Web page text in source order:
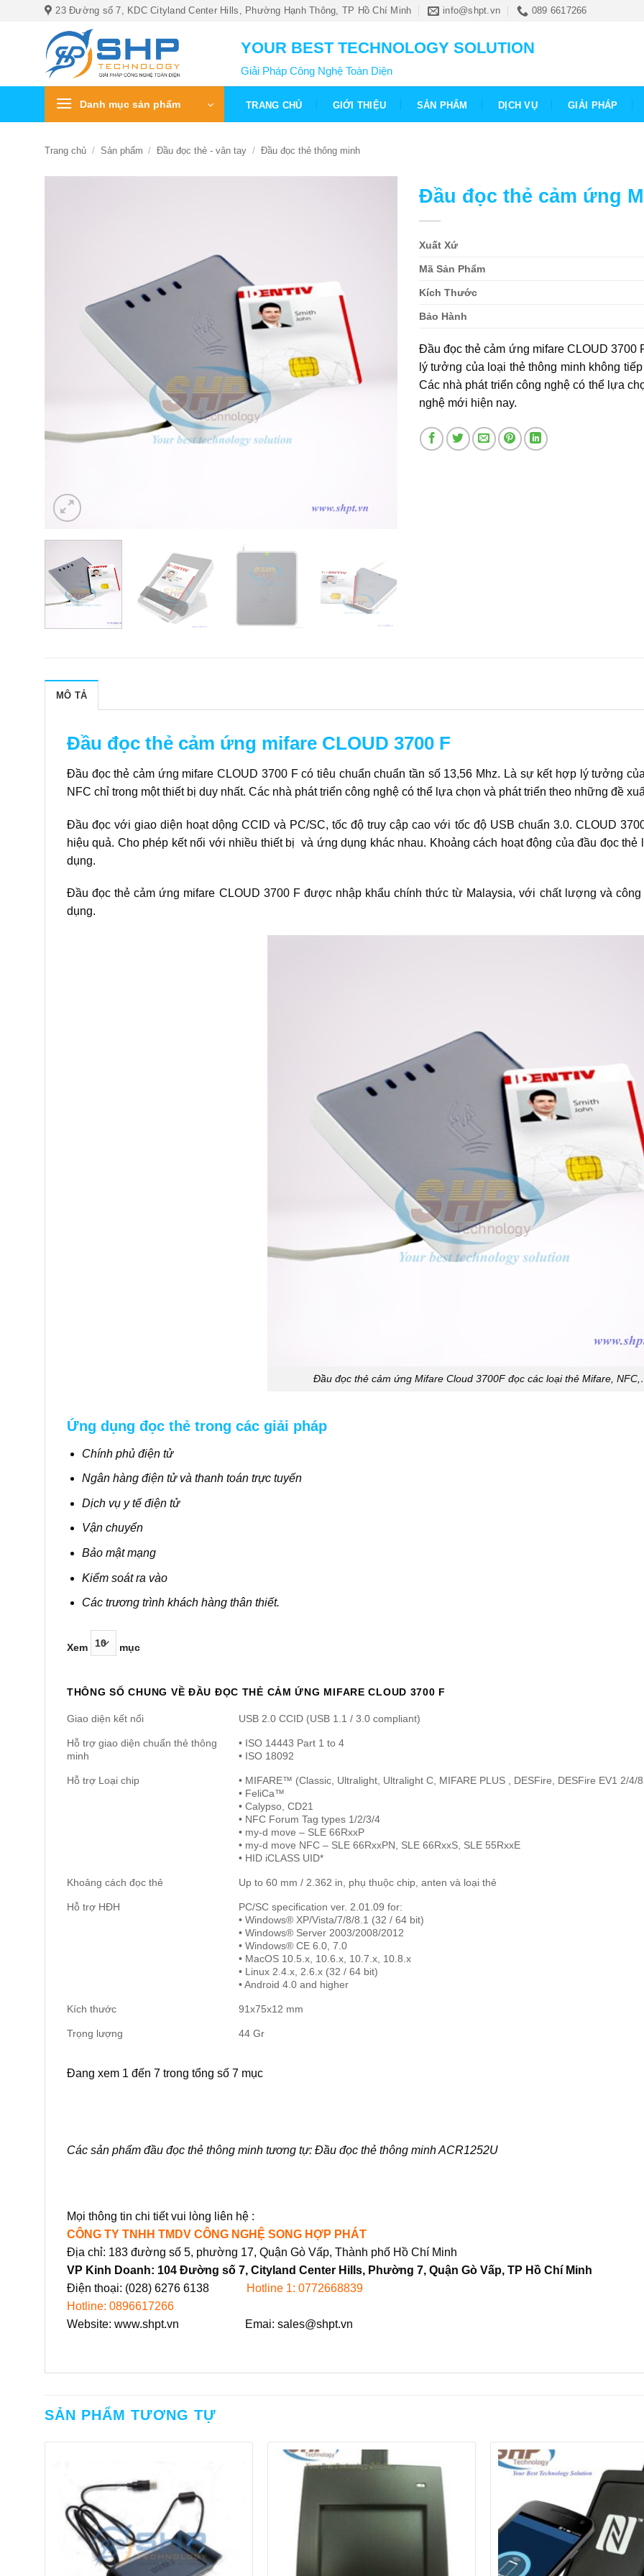
23 Đường số 7, KDC Cityland Center Hills, Phường Hạnh Thông, TP Hồ Chí Minh info@shpt.vn 089 6617266
YOUR BEST TECHNOLOGY SOLUTION
Giải Pháp Công Nghệ Toàn Diện
Danh mục sản phẩm TRANG CHỦ GIỚI THIỆU SẢN PHẨM DỊCH VỤ GIẢI PHÁP
Trang chủ / Sản phẩm / Đầu đọc thẻ - vân tay / Đầu đọc thẻ thông minh
Đầu đọc thẻ cảm ứng
Xuất Xứ
Mã Sản Phẩm
Kích Thước
Bảo Hành
Đầu đọc thẻ cảm ứng mifare CLOUD 3700
lý tưởng của loại thẻ thông minh không
Các nhà phát triển công nghệ có thể lựa
nghệ mới hiện nay.
MÔ TẢ
Đầu đọc thẻ cảm ứng mifare CLOUD 3700 F
Đầu đọc thẻ cảm ứng mifare CLOUD 3700 F có tiêu chuẩn chuẩn tần số 13,56 Mhz. Là sự kết hợp lý tưởng
NFC chỉ trong một thiết bị duy nhất. Các nhà phát triển công nghệ có thể lựa chọn và phát triển theo những đề
Đầu đọc với giao diện hoạt dộng CCID và PC/SC, tốc độ truy cập cao với tốc độ USB chuẩn 3.0. CLOUD
hiệu quả. Cho phép kết nối với nhiều thiết bị và ứng dụng khác nhau. Khoảng cách hoạt động của đầu đọc
dụng.
Đầu đọc thẻ cảm ứng mifare CLOUD 3700 Fđược nhập khẩu chính thức từ Malaysia, với chất lượng và
dụng.
Đầu đọc thẻ cảm ứng Mifare Cloud 3700F đọc các loại thẻ Mifare,
Ứng dụng đọc thẻ trong các giải pháp
Chính phủ điện tử
Ngân hàng điện tử và thanh toán trực tuyến
Dịch vụ y tế điện tử
Vận chuyển
Bảo mật mạng
Kiểm soát ra vào
Các trương trình khách hàng thân thiết.
Xem mục
THÔNG SỐ CHUNG VỀ ĐẦU ĐỌC THẺ CẢM ỨNG MIFARE CLOUD 3700 F
Giao diện kết nối USB 2.0 CCID (USB 1.1 / 3.0 compliant)
Hỗ trợ giao diện chuẩn thẻ thông
minh
• ISO 14443 Part 1 to 4
• ISO 18092
Hỗ trợ Loại chip
• MIFARE™ (Classic, Ultralight, Ultralight C, MIFARE PLUS , DESFire, DESFire EV1 2/4/
• FeliCa™
• Calypso, CD21
• NFC Forum Tag types 1/2/3/4
• my-d move – SLE 66RxxP
• my-d move NFC – SLE 66RxxPN, SLE 66RxxS, SLE 55RxxE
• HID iCLASS UID*
Khoảng cách đọc thẻ Up to 60 mm / 2.362 in, phụ thuộc chip, anten và loại thẻ
Hỗ trợ HĐH
PC/SC specification ver. 2.01.09 for:
• Windows® XP/Vista/7/8/8.1 (32 / 64 bit)
• Windows® Server 2003/2008/2012
• Windows® CE 6.0, 7.0
• MacOS 10.5.x, 10.6.x, 10.7.x, 10.8.x
• Linux 2.4.x, 2.6.x (32 / 64 bit)
• Android 4.0 and higher
Kích thước 91x75x12 mm
Trọng lượng 44 Gr
Đang xem 1 đến 7 trong tổng số 7 mục
Các sản phẩm đầu đọc thẻ thông minh tương tự: Đầu đọc thẻ thông minh ACR1252U
Mọi thông tin chi tiết vui lòng liên hệ :
CÔNG TY TNHH TMDV CÔNG NGHỆ SONG HỢP PHÁT
Địa chỉ: 183 đường số 5, phường 17, Quận Gò Vấp, Thành phố Hồ Chí Minh
VP Kinh Doanh: 104 Đường số 7, Cityland Center Hills, Phường 7, Quận Gò Vấp, TP Hồ Chí Minh
Điện thoại: (028) 6276 6138
Hotline 1: 0772668839
Hotline: 0896617266
Website: www.shpt.vn Emai: sales@shpt.vn
SẢN PHẨM TƯƠNG TỰ